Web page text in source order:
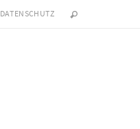
DATENSCHUTZ